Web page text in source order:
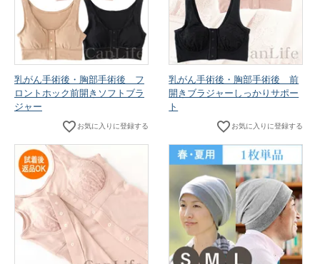
乳がん手術後・胸部手術後 フ
ロントホック前開きソフトブラ
ジャー
お気に入りに登録する
乳がん手術後・胸部手術後 前
開きブラジャーしっかりサポー
ト
お気に入りに登録する